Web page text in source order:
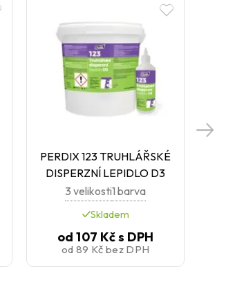
PERDIX 123 TRUHLÁŘSKÉ
DISPERZNÍ LEPIDLO D3
3 velikosti1 barva
Skladem
od 107 Kčs DPH
od 89 Kč bez DPH